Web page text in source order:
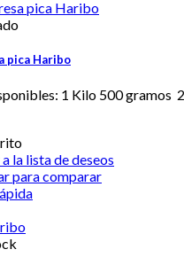
pica Haribo
1 Kilo 500 gramos
la lista de deseos
para comparar